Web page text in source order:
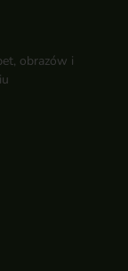
obrazów i